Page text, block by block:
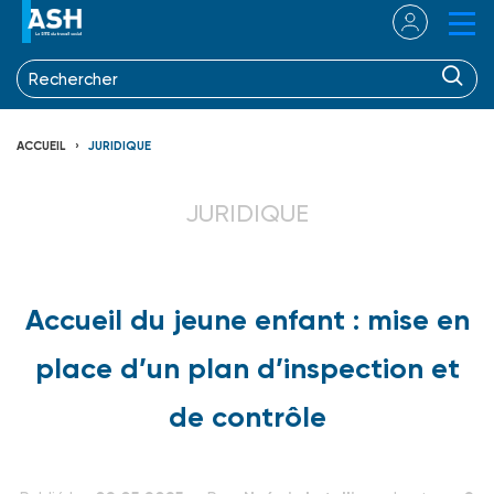
ACCUEIL JURIDIQUE
JURIDIQUE
Accueil du jeune enfant : mise en
place d’un plan d’inspection et
de contrôle